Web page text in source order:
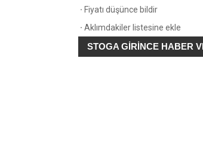
· Fiyatı düşünce bildir
· Aklımdakiler listesine ekle
STOGA GIRINCE HABER